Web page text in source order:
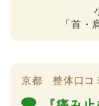
「首・
京都 整体口コ